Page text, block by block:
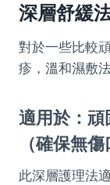
深層舒緩
對於一些比較
疹，溫和濕敷
適用於：
（確保無傷
此深層護理法